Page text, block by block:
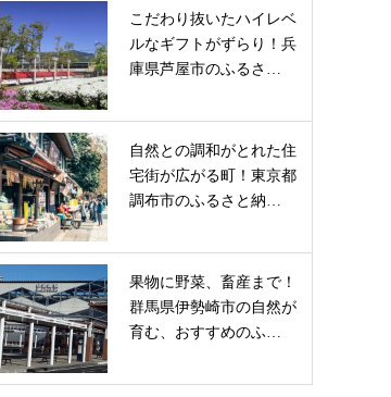
こだわり抜いたハイレベ
ルなギフトがずらり！兵
庫県芦屋市のふるさ…
自然との調和がとれた住
宅街が広がる町！東京都
調布市のふるさと納…
果物に野菜、畜産まで！
群馬県伊勢崎市の自然が
育む、おすすめのふ…